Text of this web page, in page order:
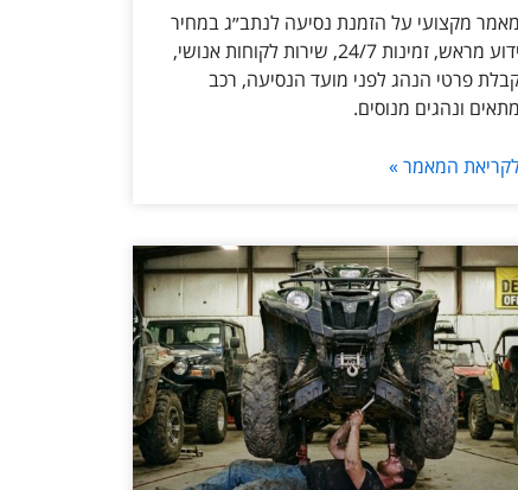
מאמר מקצועי על הזמנת נסיעה לנתב״ג במחיר
ידוע מראש, זמינות 24/7, שירות לקוחות אנושי,
פרטי הנהג לפני מועד הנסיעה, רכב
מתאים ונהגים מנוסים.
המאמר »